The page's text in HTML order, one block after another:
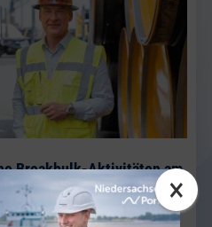
×
Breakbulk-Aktivitäten am
Weser in Brake ist Sven Riekers